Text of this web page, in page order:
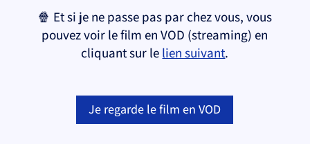
🍿 Et si je ne passe pas par chez vous, vous
pouvez voir le film en VOD (streaming) en
cliquant sur le lien suivant.
Je regarde le film en VOD